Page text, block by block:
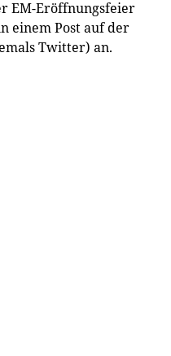
EM-Eröffnungsfeier
einem Post auf der
Twitter) an.